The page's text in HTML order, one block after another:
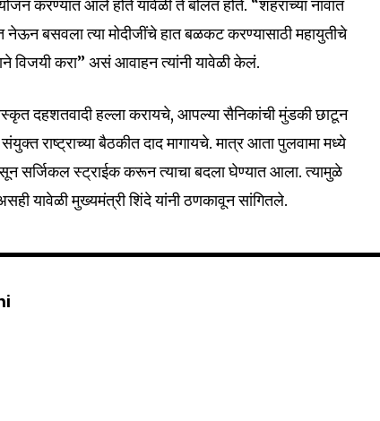
करण्यात आले होते यावेळी ते बोलत होते. “शहराच्या नावात
बसवला त्या मोदीजींचे हात बळकट करण्यासाठी महायुतीचे
विजयी करा” असं आवाहन त्यांनी यावेळी केलं.
दहशतवादी हल्ला करायचे, आपल्या सैनिकांची मुंडकी छाटून
राष्ट्राच्या बैठकीत दाद मागायचे. मात्र आता पुलवामा मध्ये
सर्जिकल स्ट्राईक करून त्याचा बदला घेण्यात आला. त्यामुळे
यावेळी मुख्यमंत्री शिंदे यांनी ठणकावून सांगितले.